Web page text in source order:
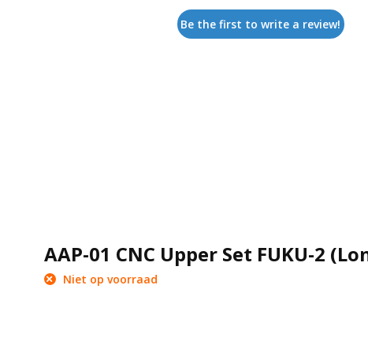
Be the first to write a review!
AAP-01 CNC Upper Set FUKU-2
Niet op voorraad